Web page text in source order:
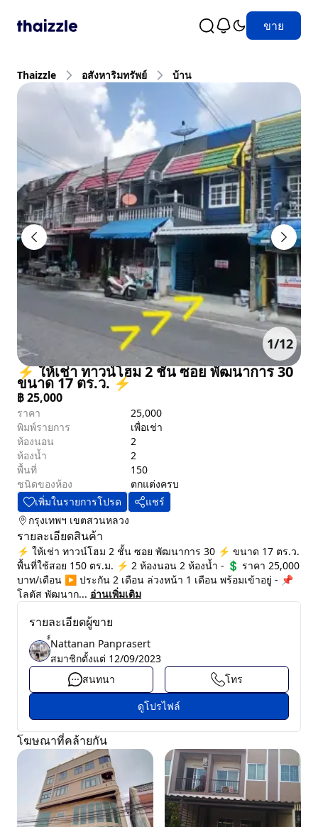
ขาย
Thaizzle อสังหาริมทรัพย์ บ้าน
1/12
⚡ ให้เช่า ทาวน์โฮม 2 ชั้น ซอย พัฒนาการ 30
ขนาด 17 ตร.ว. ⚡
฿25,000
ราคา
25,000
พิมพ์รายการ
เพื่อเช่า
ห้องนอน
2
ห้องน้ำ
2
พื้นที่
150
ชนิดของห้อง
ตกแต่งครบ
เพิ่มในรายการโปรด
แชร์
กรุงเทพฯ เขตสวนหลวง
รายละเอียดสินค้า
⚡ ให้เช่า ทาวน์โฮม 2 ชั้น ซอย พัฒนาการ 30 ⚡ ขนาด 17 ตร.ว.
พื้นที่ใช้สอย 150 ตร.ม. ⚡ 2 ห้องนอน 2 ห้องน้ำ - 💲 ราคา 25,000
บาท/เดือน ▶️ ประกัน 2 เดือน ล่วงหน้า 1 เดือน พร้อมเข้าอยู่ - 📌
โลตัส​ พัฒนาก... อ่านเพิ่มเติม
รายละเอียดผู้ขาย
์์Nattanan Panprasert
สมาชิกตั้งแต่ 12/09/2023
สนทนา
โทร
ดูโปรไฟล์
โฆษณาที่คล้ายกัน